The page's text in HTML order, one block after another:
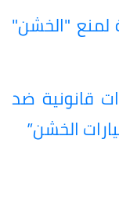
لمنع "الخشن"
قانونية ضد
الخشن”